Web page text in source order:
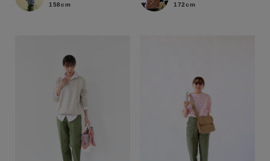
158cm
172cm